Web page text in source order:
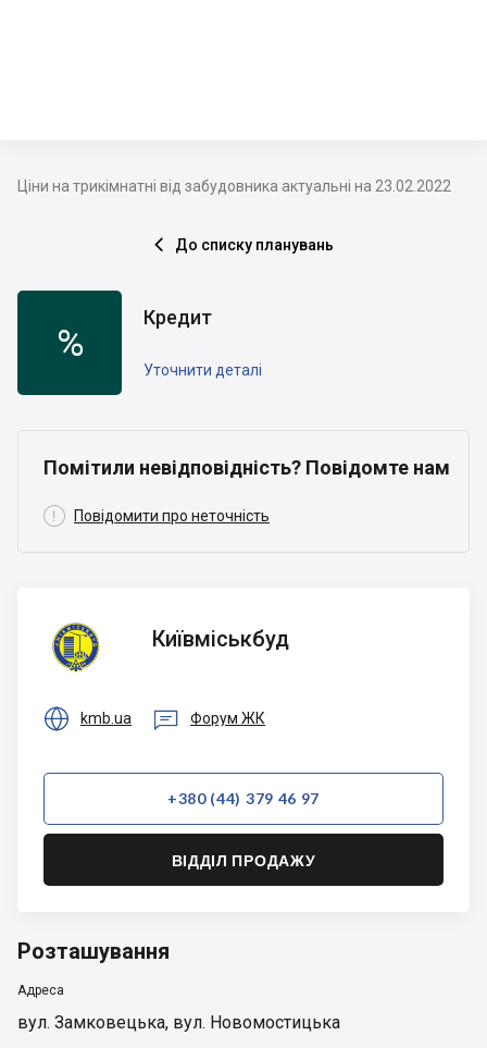
Ціни на трикімнатні від забудовника актуальні на 23.02.2022
 До списку планувань
%
Кредит
Уточнити деталі
Помітили невідповідність? Повідомте нам
 Повідомити про неточність
Київміськбуд
Київміськбуд
 kmb.ua  Форум ЖК
+380 (44) 379 46 97
ВІДДІЛ ПРОДАЖУ
Розташування
Адреса
вул. Замковецька, вул. Новомостицька